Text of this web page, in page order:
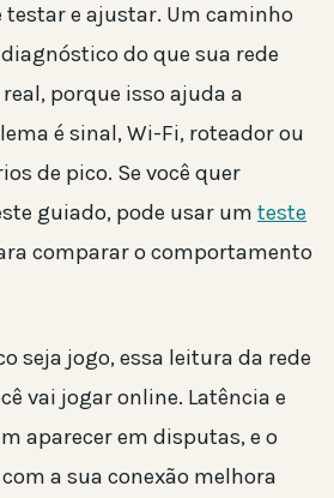
testar e ajustar. Um caminho
do que sua rede
porque isso ajuda a
é sinal, Wi-Fi, roteador ou
de pico. Se você quer
guiado, pode usar um teste
comparar o comportamento
seja jogo, essa leitura da rede
vai jogar online. Latência e
aparecer em disputas, e o
a sua conexão melhora